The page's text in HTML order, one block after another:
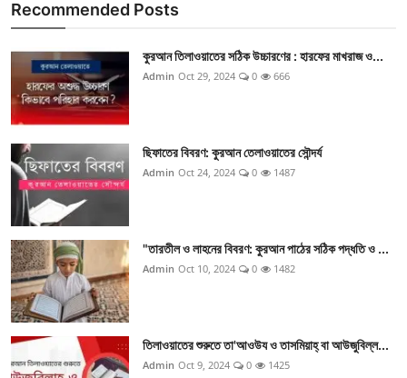
Recommended Posts
কুরআন তিলাওয়াতের সঠিক উচ্চারণের : হারফের মাখরাজ ও...
Admin Oct 29, 2024 0 666
ছিফাতের বিবরণ: কুরআন তেলাওয়াতের সৌন্দর্য
Admin Oct 24, 2024 0 1487
"তারতীল ও লাহনের বিবরণ: কুরআন পাঠের সঠিক পদ্ধতি ও ...
Admin Oct 10, 2024 0 1482
তিলাওয়াতের শুরুতে তা'আওউয ও তাসমিয়াহ্ বা আউজুবিল্ল...
Admin Oct 9, 2024 0 1425